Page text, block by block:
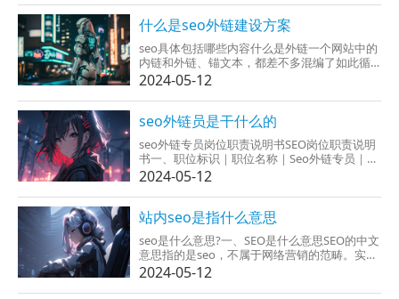
关键词、高级语法等数据库检索就这个可以飞
速捕抓到具体度极高的不兼容信息。2、深入开
展信息挖掘点。搜...
什么是seo外链建设方案
seo具体包括哪些内容什么是外链一个网站中的
内链和外链、锚文本，都差不多混编了如此循
环往复的一个圈，在网站中能够凭借好这三
点，对你的seo优化也会出现一定的效率的。
一、什么是内链？?内链：内链那是同一网站域
名下站内的链接，链接对准网站内部，好的内...
2024-05-12
seo外链员是干什么的
seo外链专员岗位职责说明书SEO岗位职责说明
书一、职位标识｜职位名称｜Seo外链专员｜职
位编码｜所属部门｜Seo｜职位编制｜然后上级
｜Seo主管｜再下级｜二、职位使命（该职位存
在的价值，独一无二的贡献）｜全权负责网站
外部链接建设与推广，能维护网...
2024-05-12
站内seo是指什么意思
seo是什么意思?一、SEO是什么意思SEO的中文
意思指的是seo，不属于网络营销的范畴。实际
SEO技术对网站的关键词参与系统优化，让用户
搜索时能展露出在一个都很排名的位置，让用
2024-05-12